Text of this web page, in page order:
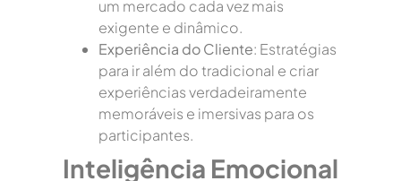
um mercado cada vez mais
exigente e dinâmico.
Experiência do Cliente: Estratégias
para ir além do tradicional e criar
experiências verdadeiramente
memoráveis e imersivas para os
participantes.
Inteligência Emocional